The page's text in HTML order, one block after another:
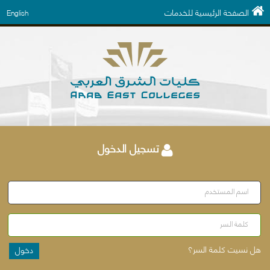
الصفحة الرئيسية للخدمات English
تسجيل الدخول
اسم المستخدم
كلمة السر
هل نسيت كلمة السر؟ دخول